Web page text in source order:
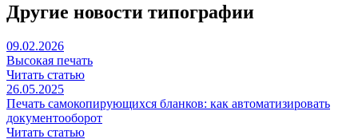
Другие новости типографии
09.02.2026
Высокая печать
Читать статью
26.05.2025
Печать самокопирующихся бланков: как автоматизировать
документооборот
Читать статью